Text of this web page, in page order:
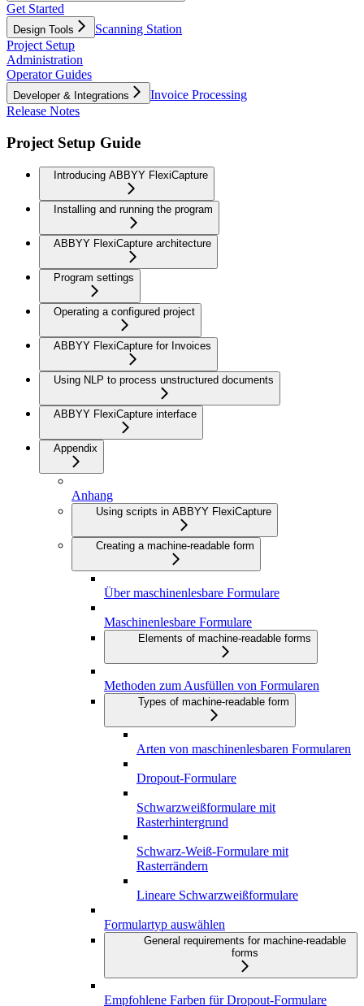
Get Started
Design Tools
Scanning Station
Project Setup
Administration
Operator Guides
Developer & Integrations
Invoice Processing
Release Notes
Project Setup Guide
Introducing ABBYY FlexiCapture
Installing and running the program
ABBYY FlexiCapture architecture
Program settings
Operating a configured project
ABBYY FlexiCapture for Invoices
Using NLP to process unstructured documents
ABBYY FlexiCapture interface
Appendix
Anhang
Using scripts in ABBYY FlexiCapture
Creating a machine-readable form
Über maschinenlesbare Formulare
Maschinenlesbare Formulare
Elements of machine-readable forms
Methoden zum Ausfüllen von Formularen
Types of machine-readable form
Arten von maschinenlesbaren Formularen
Dropout-Formulare
Schwarzweißformulare mit
Rasterhintergrund
Schwarz-Weiß-Formulare mit
Rasterrändern
Lineare Schwarzweißformulare
Formulartyp auswählen
General requirements for machine-readable
forms
Empfohlene Farben für Dropout-Formulare